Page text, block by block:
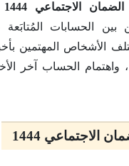
الاجتماعي 1444
بين الحسابات
الأشخاص المهتمين
واهتمام الحساب آخر
الاجتماعي 1444